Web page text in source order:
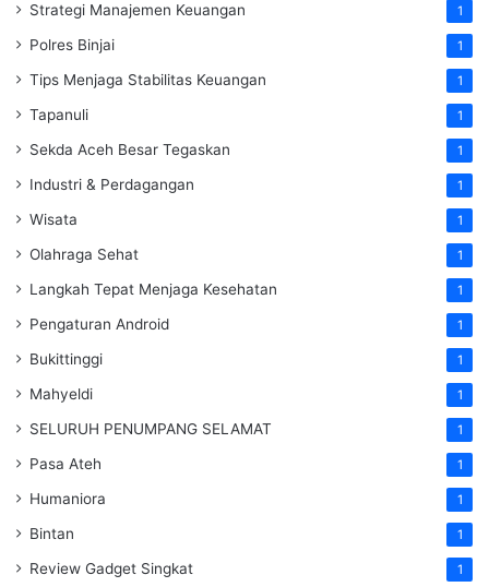
Strategi Manajemen Keuangan 1
Polres Binjai 1
Tips Menjaga Stabilitas Keuangan 1
Tapanuli 1
Sekda Aceh Besar Tegaskan 1
Industri & Perdagangan 1
Wisata 1
Olahraga Sehat 1
Langkah Tepat Menjaga Kesehatan 1
Pengaturan Android 1
Bukittinggi 1
Mahyeldi 1
SELURUH PENUMPANG SELAMAT 1
Pasa Ateh 1
Humaniora 1
Bintan 1
Review Gadget Singkat 1